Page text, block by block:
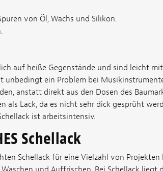
von Öl, Wachs und Silikon.
auf heiße Gegenstände und sind leicht
unbedingt ein Problem bei
anstatt direkt aus den Dosen des
als Lack, da es nicht sehr dick gesprüht
ist arbeitsintensiv.
Schellack
Schellack für eine Vielzahl von Projekten